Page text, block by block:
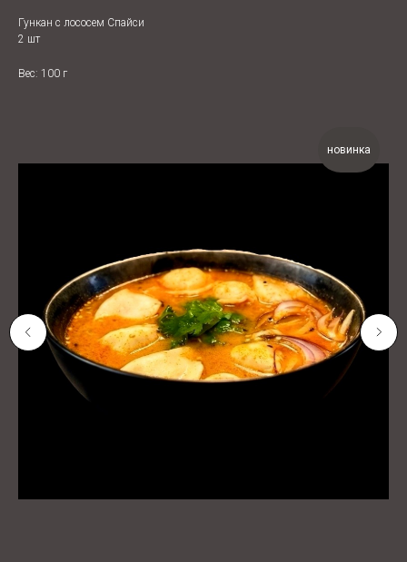
Гункан с лососем Спайси
2 шт
Вес: 100 г
новинка